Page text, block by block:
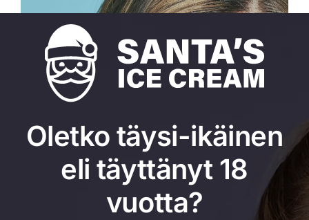
Oletko täysi-ikäinen
eli täyttänyt 18
vuotta?